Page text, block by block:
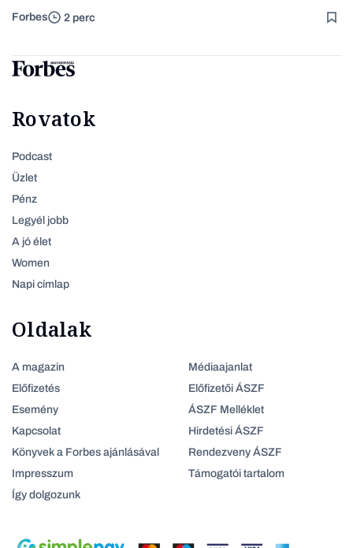
Forbes 2 perc
Rovatok
Podcast
Üzlet
Pénz
Legyél jobb
A jó élet
Women
Napi címlap
Oldalak
A magazin
Előfizetés
Esemény
Kapcsolat
Könyvek a Forbes ajánlásával
Impresszum
Így dolgozunk
Médiaajanlat
Előfizetői ÁSZF
ÁSZF Melléklet
Hirdetési ÁSZF
Rendezveny ÁSZF
Támogatói tartalom